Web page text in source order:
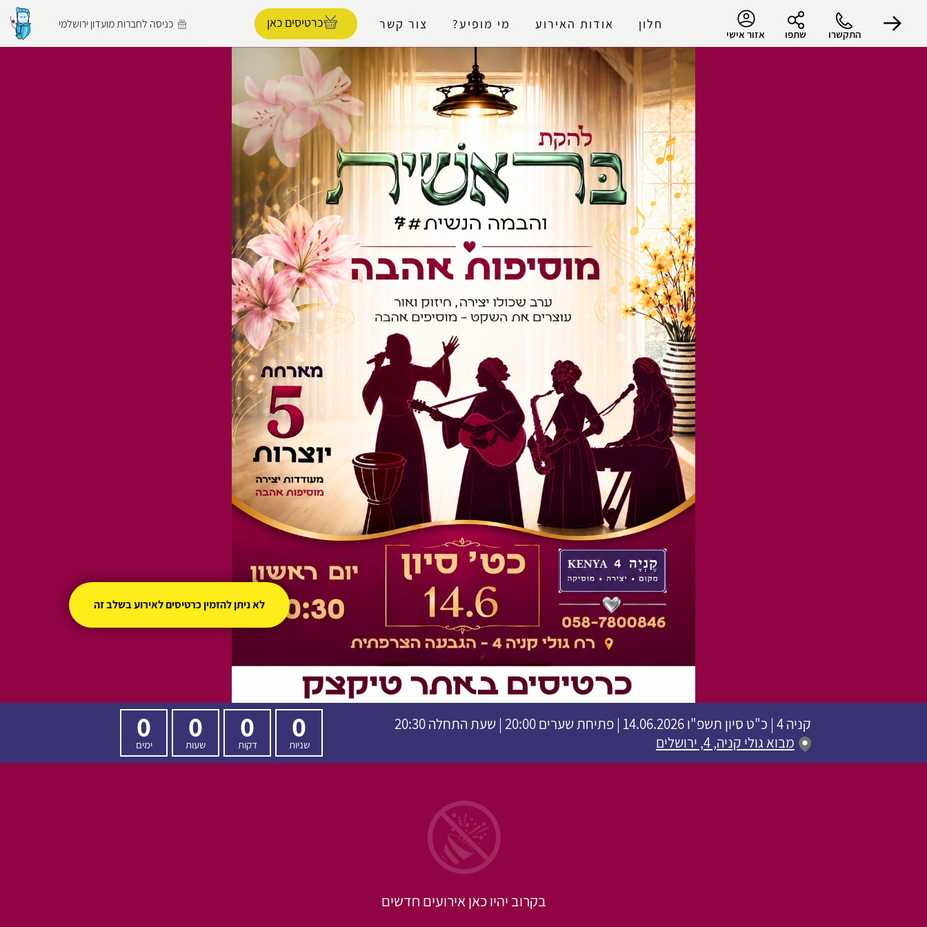
התקשרו שתפו אזור אישי
חלון אודות האירוע מי מופיע? צור קשר כרטיסים כאן כניסה לחברות מועדון ירושלמי
קניה 4 | כ"ט סיון תשפ"ו14.06.2026 | פתיחת שערים 20:00 | שעת התחלה 20:30
מבוא גולי קניה, 4, ירושלים
0
שניות
0
דקות
0
שעות
0
ימים
בקרוב יהיו כאן אירועים חדשים
לא ניתן להזמין כרטיסים לאירוע בשלב זה